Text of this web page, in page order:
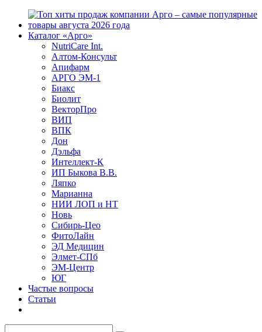
Каталог «Арго»
NutriCare Int.
Алтом-Консульт
Апифарм
АРГО ЭМ-1
Биакс
Биолит
ВекторПро
ВИП
ВПК
Дон
Дэльфа
Интеллект-К
ИП Быкова В.В.
Ляпко
Марианна
НИИ ЛОП и НТ
Новь
Сибирь-Цео
ФитоЛайн
ЭД Медицин
Элмет-СПб
ЭМ-Центр
ЮГ
Частые вопросы
Статьи